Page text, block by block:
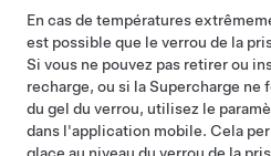
En cas de températures
est possible que le verrou de la
Si vous ne pouvez pas retirer ou
recharge, ou si la Supercharge ne
du gel du verrou, utilisez le
dans l'application mobile. Cela